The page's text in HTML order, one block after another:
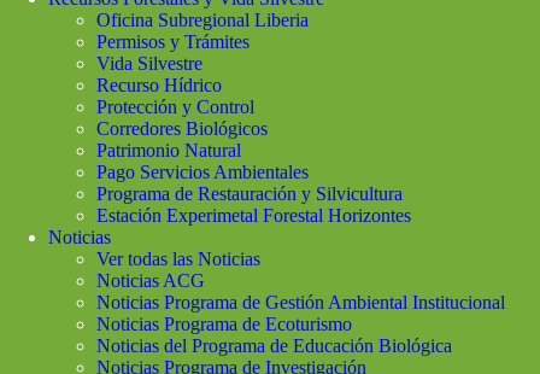
Oficina Subregional Liberia
Permisos y Trámites
Vida Silvestre
Recurso Hídrico
Protección y Control
Corredores Biológicos
Patrimonio Natural
Pago Servicios Ambientales
Programa de Restauración y Silvicultura
Estación Experimetal Forestal Horizontes
Noticias
Ver todas las Noticias
Noticias ACG
Noticias Programa de Gestión Ambiental Institucional
Noticias Programa de Ecoturismo
Noticias del Programa de Educación Biológica
Noticias Programa de Investigación